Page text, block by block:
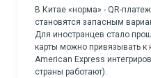
В Китае «норма» - QR-
становятся запасным
Для иностранцев стало
карты можно привязывать к
American Express
страны работают).